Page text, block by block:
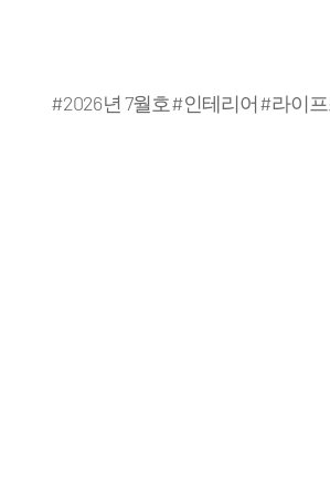
#2026년 7월호#인테리어#라이